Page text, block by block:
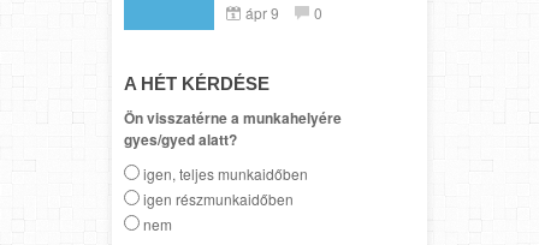
ápr 9 0
A HÉT KÉRDÉSE
Ön visszatérne a munkahelyére
gyes/gyed alatt?
igen, teljes munkaidőben
igen részmunkaidőben
nem